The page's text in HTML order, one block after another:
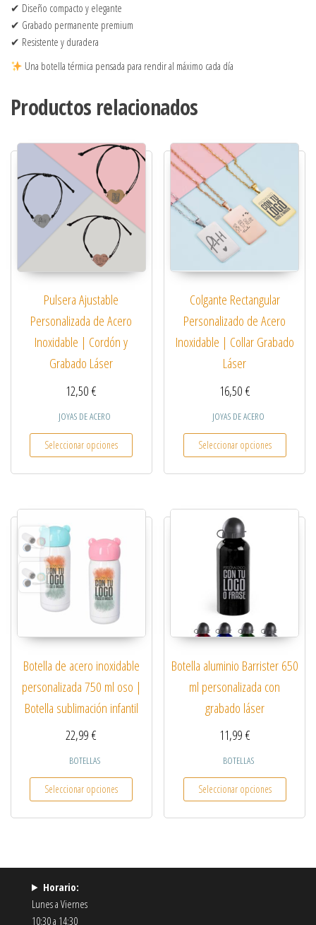
✔ Diseño compacto y elegante
✔ Grabado permanente premium
✔ Resistente y duradera
Una botella térmica pensada para rendir al máximo cada día
Productos relacionados
Pulsera Ajustable
Personalizada de Acero
Inoxidable | Cordón y
Grabado Láser
12,50€
JOYAS DE ACERO
Seleccionar opciones
Este producto tiene múltiples variantes. Las
Colgante Rectangular
Personalizado de Acero
Inoxidable | Collar Grabado
Láser
16,50€
JOYAS DE ACERO
Seleccionar opciones
Este
Botella de acero inoxidable
personalizada 750 ml oso |
Botella sublimación infantil
22,99€
BOTELLAS
Seleccionar opciones
Este producto tiene múltiples variantes. Las
Botella aluminio Barrister 650
ml personalizada con
grabado láser
11,99€
BOTELLAS
Seleccionar opciones
Este
Horario:
Lunes a Viernes
10:30 a 14:30